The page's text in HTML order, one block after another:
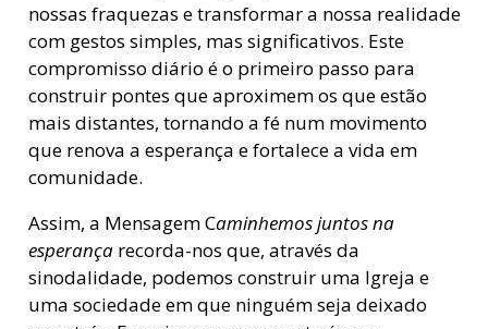
nossas fraquezas e transformar a nossa realidade
com gestos simples, mas significativos. Este
compromisso diário é o primeiro passo para
construir pontes que aproximem os que estão
mais distantes, tornando a fé num movimento
que renova a esperança e fortalece a vida em
comunidade.
Assim, a Mensagem Caminhemos juntos na
esperançarecorda-nos que, através da
sinodalidade, podemos construir uma Igreja e
uma sociedade em que ninguém seja deixado